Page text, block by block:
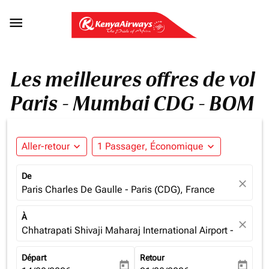

Les meilleures offres de vol
Paris - Mumbai CDG - BOM
Aller-retour expand_more 1 Passager, Économique expand_more
De
Paris Charles De Gaulle - Paris (CDG), France close
À
Chhatrapati Shivaji Maharaj International Airport - close
Départ
today
Retour
today